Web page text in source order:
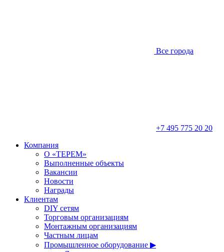
Все города
+7 495 775 20 20
Компания
О «ТЕРЕМ»
Выполненные объекты
Вакансии
Новости
Награды
Клиентам
DIY сетям
Торговым организациям
Монтажным организациям
Частным лицам
Промышленное оборудование ▶